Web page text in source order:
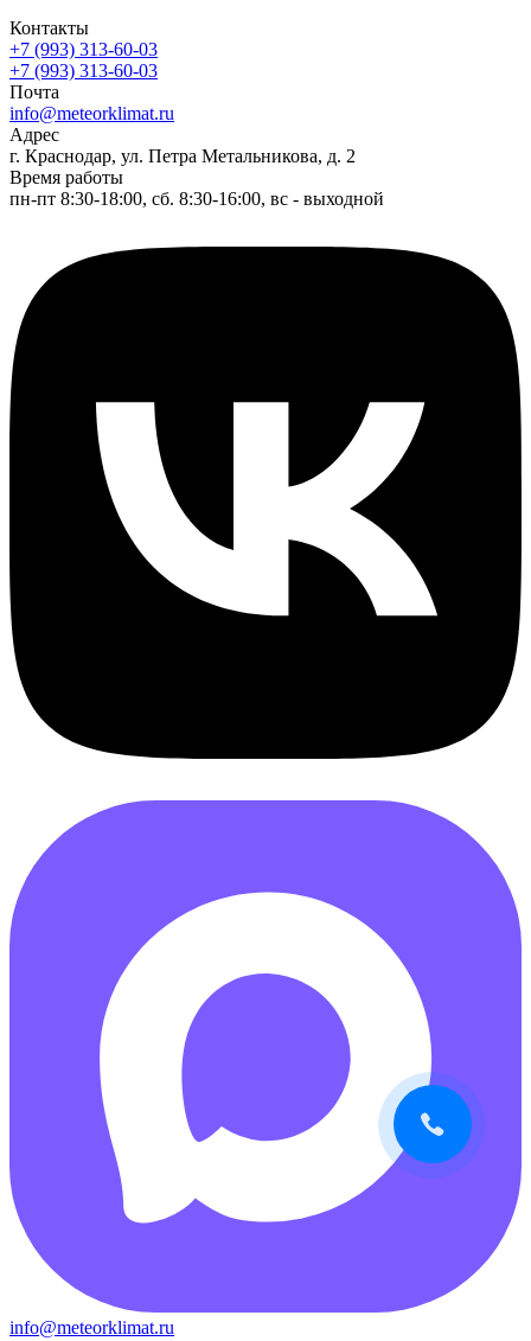
Контакты
+7 (993) 313-60-03
+7 (993) 313-60-03
Почта
info@meteorklimat.ru
Адрес
г. Краснодар, ул. Петра Метальникова, д. 2
Время работы
пн-пт 8:30-18:00, сб. 8:30-16:00, вс - выходной
info@meteorklimat.ru